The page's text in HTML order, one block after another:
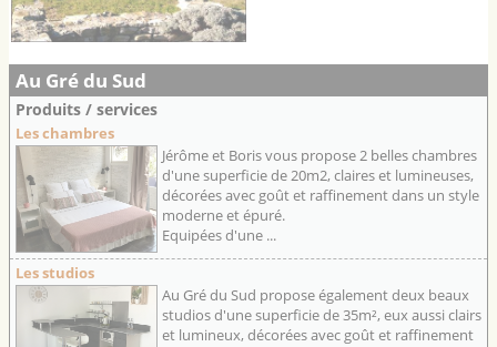
Au Gré du Sud
Produits / services
Les chambres
Jérôme et Boris vous propose 2 belles chambres
d'une superficie de 20m2, claires et lumineuses,
décorées avec goût et raffinement dans un style
moderne et épuré.
Equipées d'une ...
Les studios
Au Gré du Sud propose également deux beaux
studios d'une superficie de 35m², eux aussi clairs
et lumineux, décorées avec goût et raffinement